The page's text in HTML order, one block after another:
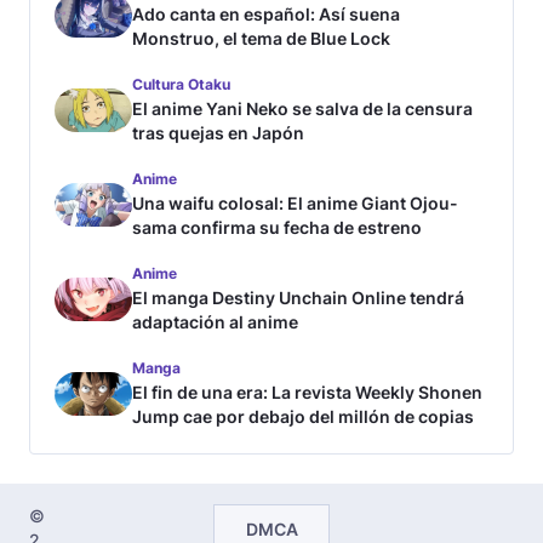
Ado canta en español: Así suena
Monstruo, el tema de Blue Lock
Cultura Otaku
El anime Yani Neko se salva de la censura
tras quejas en Japón
Anime
Una waifu colosal: El anime Giant Ojou-
sama confirma su fecha de estreno
Anime
El manga Destiny Unchain Online tendrá
adaptación al anime
Manga
El fin de una era: La revista Weekly Shonen
Jump cae por debajo del millón de copias
©
DMCA